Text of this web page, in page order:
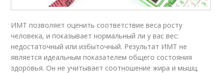
ИМТ позволяет оценить соответствие веса росту
человека, и показывает нормальный ли у вас вес:
недостаточный или избыточный. Результат ИМТ не
является идеальным показателем общего состояния
здоровья. Он не учитывает соотношение жира и мышц.